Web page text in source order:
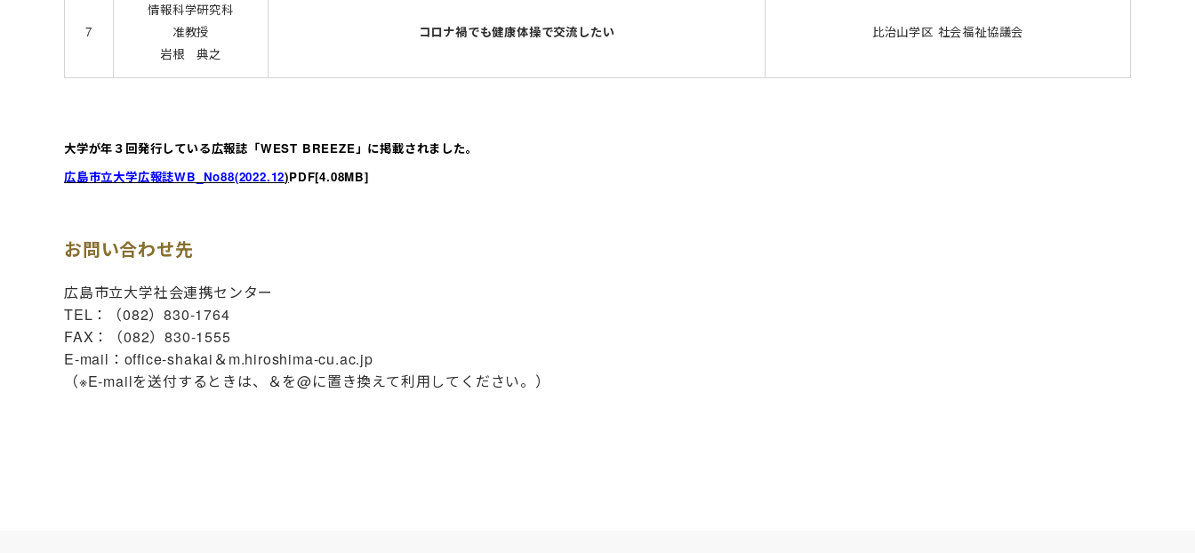
7
情報科学研究科
准教授
岩根 典之
コロナ禍でも健康体操で交流したい 比治山学区 社会福祉協議会
大学が年３回発行している広報誌「WEST BREEZE」に掲載されました。
広島市立大学広報誌WB_No88(2022.12)PDF[4.08MB]
お問い合わせ先
広島市立大学社会連携センター
TEL：（082）830-1764
FAX：（082）830-1555
E-mail：office-shakai＆m.hiroshima-cu.ac.jp
（※E-mailを送付するときは、＆を@に置き換えて利用してください。）